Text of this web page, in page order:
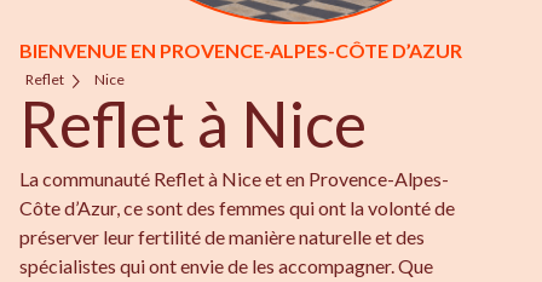
BIENVENUE EN PROVENCE-ALPES-CÔTE D’AZUR
Reflet Nice
Reflet à Nice
La communauté Reflet à Nice et en Provence-Alpes-
Côte d’Azur, ce sont des femmes qui ont la volonté de
préserver leur fertilité de manière naturelle et des
spécialistes qui ont envie de les accompagner. Que